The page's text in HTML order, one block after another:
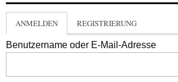
ANMELDEN REGISTRIERUNG
Benutzername oder E-Mail-Adresse